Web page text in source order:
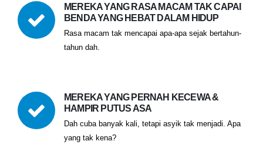
MEREKA YANG RASA MACAM TAK CAPAI
BENDA YANG HEBAT DALAM HIDUP
Rasa macam tak mencapai apa-apa sejak bertahun-
tahun dah.
MEREKA YANG PERNAH KECEWA &
HAMPIR PUTUS ASA
Dah cuba banyak kali, tetapi asyik tak menjadi. Apa
yang tak kena?